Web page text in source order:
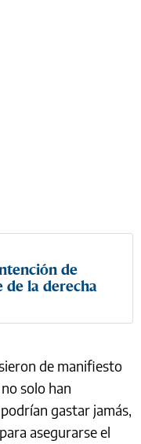
de
de la derecha
de manifiesto
solo han
gastar jamás,
asegurarse el